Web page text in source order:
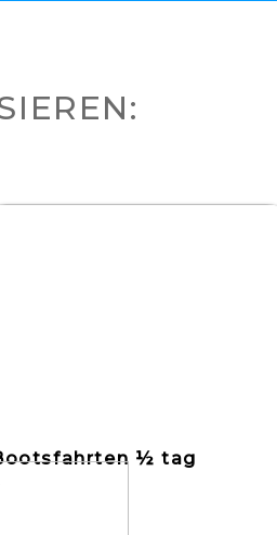
½ tag